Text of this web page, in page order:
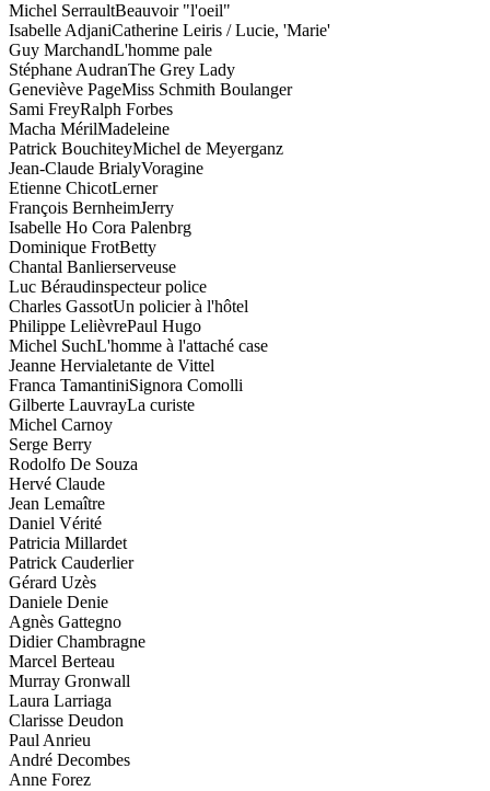
Michel SerraultBeauvoir "l'oeil"
Isabelle AdjaniCatherine Leiris / Lucie, 'Marie'
Guy MarchandL'homme pale
Stéphane AudranThe Grey Lady
Geneviève PageMiss Schmith Boulanger
Sami FreyRalph Forbes
Macha MérilMadeleine
Patrick BouchiteyMichel de Meyerganz
Jean-Claude BrialyVoragine
Etienne ChicotLerner
François BernheimJerry
Isabelle Ho Cora Palenbrg
Dominique FrotBetty
Chantal Banlierserveuse
Luc Béraudinspecteur police
Charles GassotUn policier à l'hôtel
Philippe LelièvrePaul Hugo
Michel SuchL'homme à l'attaché case
Jeanne Hervialetante de Vittel
Franca TamantiniSignora Comolli
Gilberte LauvrayLa curiste
Michel Carnoy
Serge Berry
Rodolfo De Souza
Hervé Claude
Jean Lemaître
Daniel Vérité
Patricia Millardet
Patrick Cauderlier
Gérard Uzès
Daniele Denie
Agnès Gattegno
Didier Chambragne
Marcel Berteau
Murray Gronwall
Laura Larriaga
Clarisse Deudon
Paul Anrieu
André Decombes
Anne Forez